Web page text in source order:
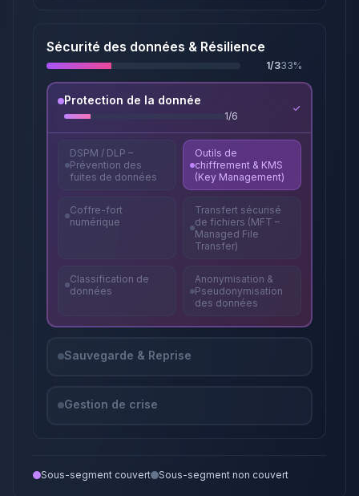
Sécurité des données & Résilience
1/333%
Protection de la donnée
1/6
DSPM / DLP –
Prévention des
fuites de données
Outils de
chiffrement & KMS
(Key Management)
Coffre-fort
numérique
Transfert sécurisé
de fichiers (MFT –
Managed File
Transfer)
Classification de
données
Anonymisation &
Pseudonymisation
des données
Sauvegarde & Reprise
Gestion de crise
Sous-segment couvert Sous-segment non couvert